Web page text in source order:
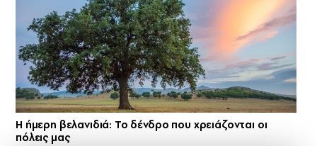
Η ήμερη βελανιδιά: Το δένδρο που χρειάζονται οι
πόλεις μας